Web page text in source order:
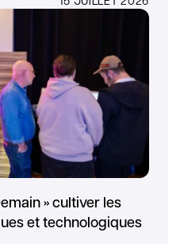
» cultiver les
et technologiques